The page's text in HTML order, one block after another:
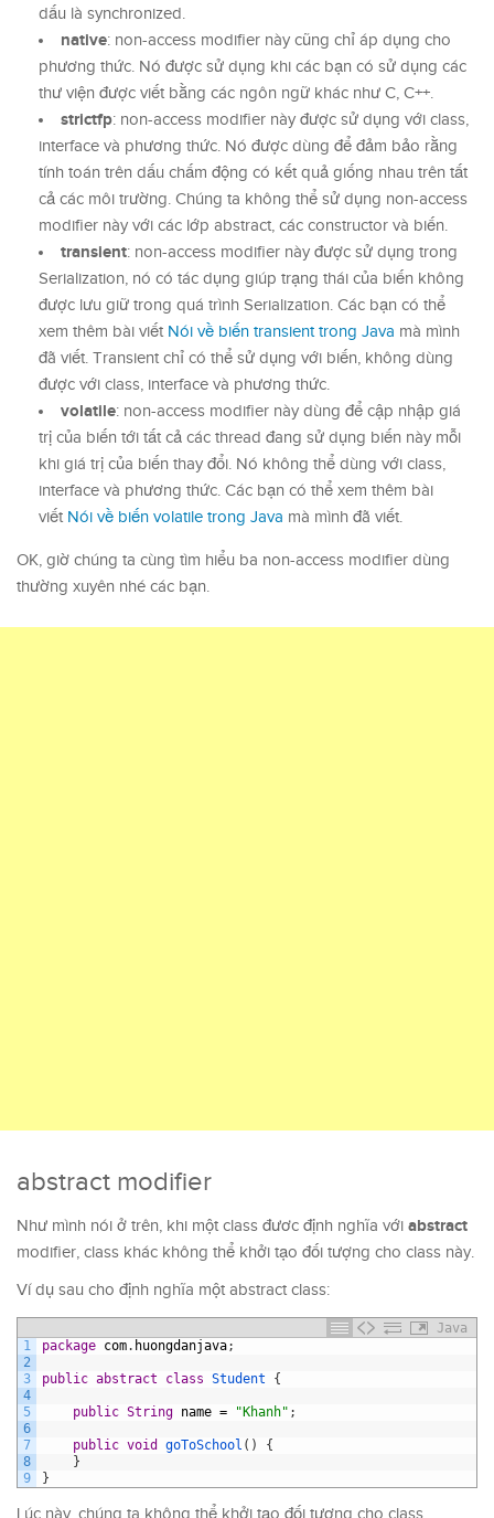
dấu là synchronized.
native: non-access modifier này cũng chỉ áp dụng cho
phương thức. Nó được sử dụng khi các bạn có sử dụng các
thư viện được viết bằng các ngôn ngữ khác như C, C++.
strictfp: non-access modifier này được sử dụng với class,
interface và phương thức. Nó được dùng để đảm bảo rằng
tính toán trên dấu chấm động có kết quả giống nhau trên tất
cả các môi trường. Chúng ta không thể sử dụng non-access
modifier này với các lớp abstract, các constructor và biến.
transient: non-access modifier này được sử dụng trong
Serialization, nó có tác dụng giúp trạng thái của biến không
được lưu giữ trong quá trình Serialization. Các bạn có thể
xem thêm bài viết Nói về biến transient trong Java mà mình
đã viết. Transient chỉ có thể sử dụng với biến, không dùng
được với class, interface và phương thức.
volatile: non-access modifier này dùng để cập nhập giá
trị của biến tới tất cả các thread đang sử dụng biến này mỗi
khi giá trị của biến thay đổi. Nó không thể dùng với class,
interface và phương thức. Các bạn có thể xem thêm bài
viết Nói về biến volatile trong Java mà mình đã viết.
OK, giờ chúng ta cùng tìm hiểu ba non-access modifier dùng
thường xuyên nhé các bạn.
abstract modifier
Như mình nói ở trên, khi một class đươc định nghĩa với abstract
modifier, class khác không thể khởi tạo đối tượng cho class này.
Ví dụ sau cho định nghĩa một abstract class:
Java
1
2
3
4
5
6
7
8
9
package com. huongdanjava;
public abstract class Student {
public String name = "Khanh" ;
public void goToSchool ( )
{
}
}
Lúc này, chúng ta không thể khởi tạo đối tượng cho class